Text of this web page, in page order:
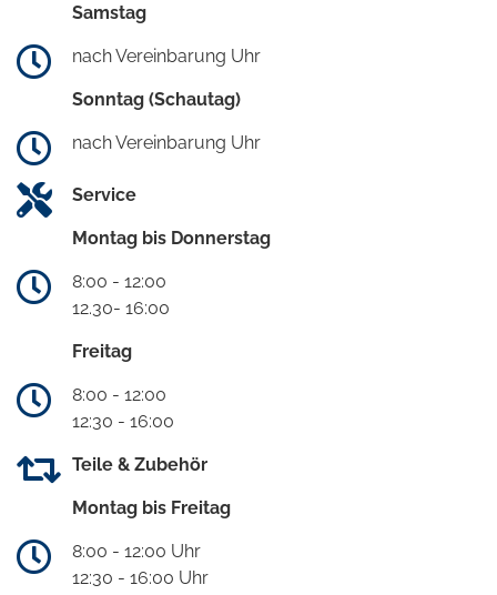
Samstag
nach Vereinbarung Uhr
Sonntag (Schautag)
nach Vereinbarung Uhr
Service
Montag bis Donnerstag
8:00 - 12:00
12.30- 16:00
Freitag
8:00 - 12:00
12:30 - 16:00
Teile & Zubehör
Montag bis Freitag
8:00 - 12:00 Uhr
12:30 - 16:00 Uhr